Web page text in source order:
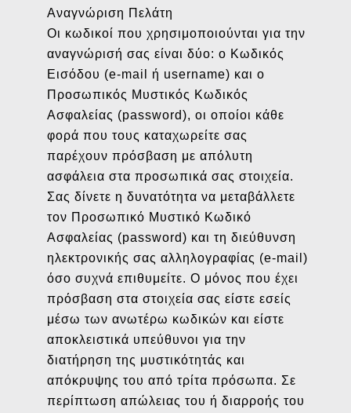
Αναγνώριση Πελάτη
Οι κωδικοί που χρησιμοποιούνται για την
αναγνώρισή σας είναι δύο: ο Κωδικός
Εισόδου (e-mail ή username) και ο
Προσωπικός Μυστικός Κωδικός
Ασφαλείας (password), οι οποίοι κάθε
φορά που τους καταχωρείτε σας
παρέχουν πρόσβαση με απόλυτη
ασφάλεια στα προσωπικά σας στοιχεία.
Σας δίνετε η δυνατότητα να μεταβάλλετε
τον Προσωπικό Μυστικό Κωδικό
Ασφαλείας (password) και τη διεύθυνση
ηλεκτρονικής σας αλληλογραφίας (e-mail)
όσο συχνά επιθυμείτε. Ο μόνος που έχει
πρόσβαση στα στοιχεία σας είστε εσείς
μέσω των ανωτέρω κωδικών και είστε
αποκλειστικά υπεύθυνοι για την
διατήρηση της μυστικότητάς και
απόκρυψης του από τρίτα πρόσωπα. Σε
περίπτωση απώλειας του ή διαρροής του